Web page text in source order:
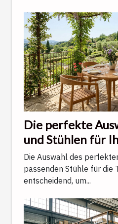
Die perfekte
und Stühlen für
Ein Ratgeber
Die Auswahl des
passenden Stühle für die
entscheidend, um...